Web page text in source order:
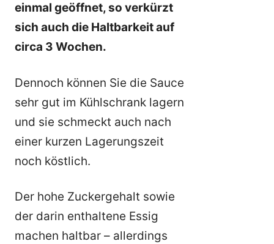
einmal geöffnet, so verkürzt
sich auch die Haltbarkeit auf
circa 3 Wochen.
Dennoch können Sie die Sauce
sehr gut im Kühlschrank lagern
und sie schmeckt auch nach
einer kurzen Lagerungszeit
noch köstlich.
Der hohe Zuckergehalt sowie
der darin enthaltene Essig
machen haltbar – allerdings